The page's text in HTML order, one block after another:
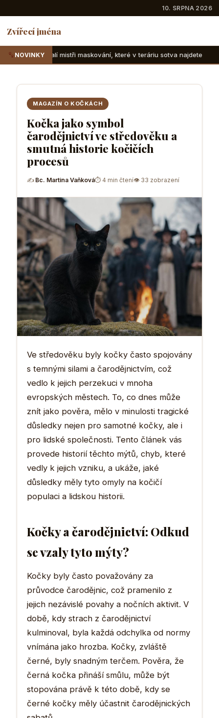
10. SRPNA 2026
Zvířecí jména
NOVINKY
maskování, které v teráriu sotva najdete
MAGAZÍN O KOČKÁCH
Kočka jako symbol
čarodějnictví ve středověku a
smutná historie kočičích
procesů
✍ Bc. Martina Vaňková⏱ 4 min čtení👁 33 zobrazení
Ve středověku byly kočky často spojovány
s temnými silami a čarodějnictvím, což
vedlo k jejich perzekuci v mnoha
evropských městech. To, co dnes může
znít jako pověra, mělo v minulosti tragické
důsledky nejen pro samotné kočky, ale i
pro lidské společnosti. Tento článek vás
provede historií těchto mýtů, chyb, které
vedly k jejich vzniku, a ukáže, jaké
důsledky měly tyto omyly na kočičí
populaci a lidskou historii.
Kočky a čarodějnictví: Odkud
se vzaly tyto mýty?
Kočky byly často považovány za
průvodce čarodějnic, což pramenilo z
jejich nezávislé povahy a nočních aktivit. V
době, kdy strach z čarodějnictví
kulminoval, byla každá odchylka od normy
vnímána jako hrozba. Kočky, zvláště
černé, byly snadným terčem. Pověra, že
černá kočka přináší smůlu, může být
stopována právě k této době, kdy se
černé kočky měly účastnit čarodějnických